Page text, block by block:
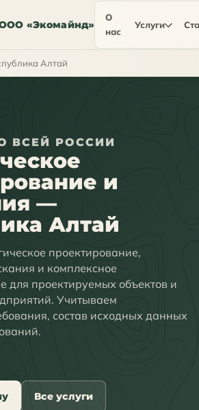
«Экомайнд»
О
нас
Услуги
Алтай
ВСЕЙ РОССИИ
и
—
Алтай
проектирование,
и комплексное
для проектируемых объектов и
Учитываем
состав исходных данных
Все услуги